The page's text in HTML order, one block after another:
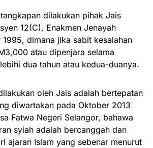
dilakukan pihak Jais
12(C), Enakmen Jenayah
1995, dimana jika sabit kesalahan
atau dipenjara selama
dua tahun atau kedua-duanya.
oleh Jais adalah bertepatan
diwartakan pada Oktober 2013
Fatwa Negeri Selangor, bahawa
syiah adalah bercanggah dan
ajaran Islam yang sebenar menurut